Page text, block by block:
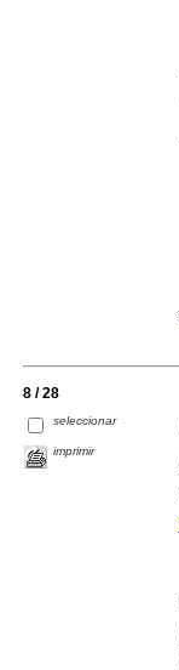
8 / 28
seleccionar
imprimir